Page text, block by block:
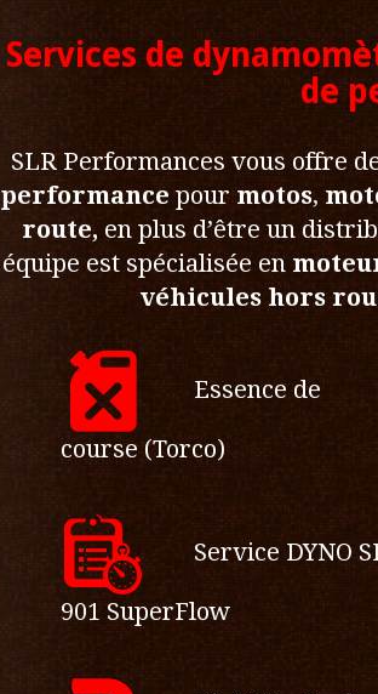
Services de
de
SLR Performances vous offre
performance pour motos,
route, en plus d’être un
équipe est spécialisée en
véhicules hors
Essence de
course (Torco)
Service DYNO
901 SuperFlow